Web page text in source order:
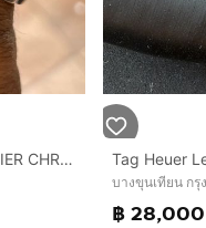
TISSOT 1853 COUTURIER CHRONOGRAPH Quartz Stainless Watch Men's T035617A 10 Bar White Dial Tag Heuer
บางขุนเทียน กรุ
฿ 28,000